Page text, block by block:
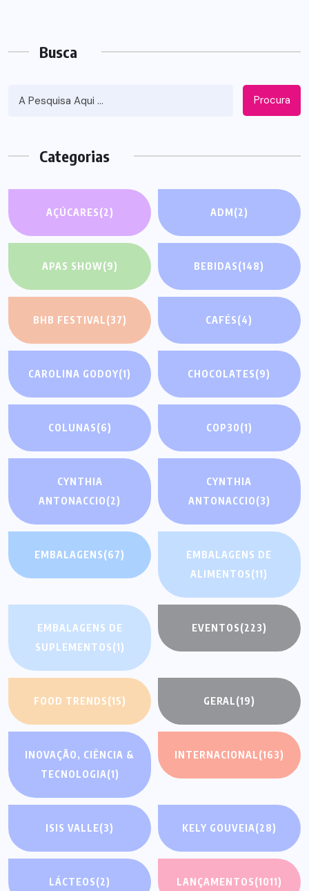
Busca
Procura
Categorias
AÇÚCARES(2) ADM(2)
APAS SHOW(9) BEBIDAS(148)
BHB FESTIVAL(37) CAFÉS(4)
CAROLINA GODOY(1) CHOCOLATES(9)
COLUNAS(6) COP30(1)
CYNTHIA
ANTONACCIO(2)
CYNTHIA
ANTONACCIO(3)
EMBALAGENS(67)
EMBALAGENS DE
ALIMENTOS(11)
EMBALAGENS DE
SUPLEMENTOS(1)
EVENTOS(223)
FOOD TRENDS(15) GERAL(19)
INOVAÇÃO, CIÊNCIA &
TECNOLOGIA(1)
INTERNACIONAL(163)
ISIS VALLE(3) KELY GOUVEIA(28)
LÁCTEOS(2) LANÇAMENTOS(1011)